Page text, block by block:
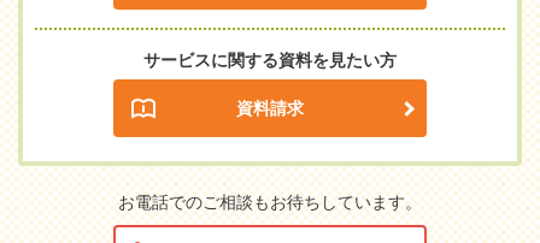
サービスに関する資料を見たい方
資料請求
お電話でのご相談もお待ちしています。